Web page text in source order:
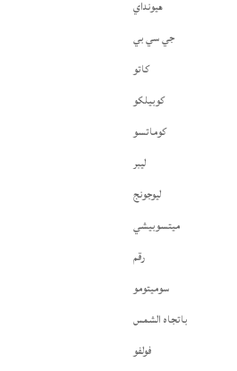
هيونداي
جي سي بي
كاتو
كوبيلكو
كوماتسو
ليبر
ليوجونج
ميتسوبيشي
رقم
سوميتومو
باتجاه الشمس
فولفو